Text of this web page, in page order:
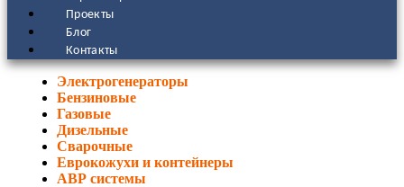
Проекты
Блог
Контакты
Электрогенераторы
Бензиновые
Газовые
Дизельные
Сварочные
Еврокожухи и контейнеры
АВР системы